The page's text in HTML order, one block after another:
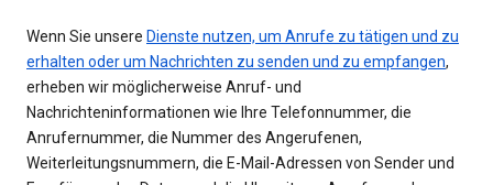
Wenn Sie unsere Dienste nutzen, um Anrufe zu tätigen und zu
erhalten oder um Nachrichten zu senden und zu empfangen,
erheben wir möglicherweise Anruf- und
Nachrichteninformationen wie Ihre Telefonnummer, die
Anrufernummer, die Nummer des Angerufenen,
Weiterleitungsnummern, die E-Mail-Adressen von Sender und